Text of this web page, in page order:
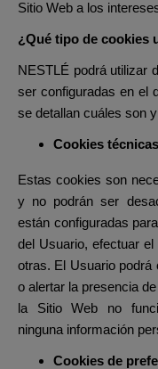
Sitio Web a los
¿Qué tipo de cookies
NESTLÉ podrá utilizar
ser configuradas en el
se detallan cuáles son
Cookies técnicas
Estas cookies son
y no podrán ser
están configuradas
del Usuario, efectuar
otras. El Usuario podrá
o alertar la presencia
la Sitio Web no
ninguna información
Cookies de